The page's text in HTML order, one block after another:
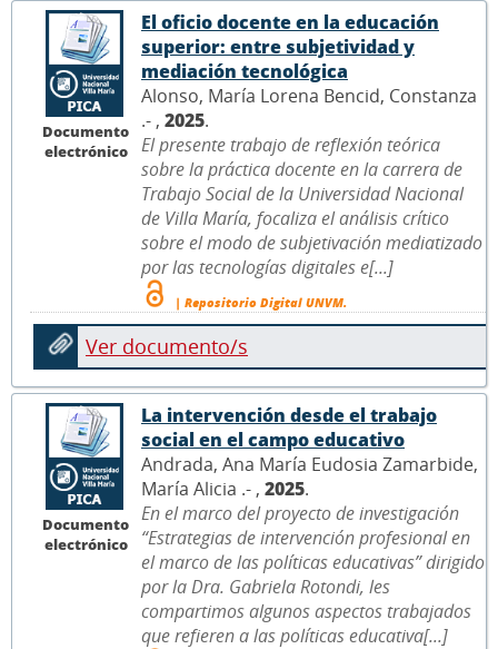
Documento
electrónico
El oficio docente en la educación
superior: entre subjetividad y
mediación tecnológica
Alonso, María Lorena Bencid, Constanza
.- , 2025.
El presente trabajo de reflexión teórica
sobre la práctica docente en la carrera de
Trabajo Social de la Universidad Nacional
de Villa María, focaliza el análisis crítico
sobre el modo de subjetivación mediatizado
por las tecnologías digitales e[...]
| Repositorio Digital UNVM.
Ver documento/s
Documento
electrónico
La intervención desde el trabajo
social en el campo educativo
Andrada, Ana María Eudosia Zamarbide,
María Alicia .- , 2025.
En el marco del proyecto de investigación
“Estrategias de intervención profesional en
el marco de las políticas educativas” dirigido
por la Dra. Gabriela Rotondi, les
compartimos algunos aspectos trabajados
que refieren a las políticas educativa[...]